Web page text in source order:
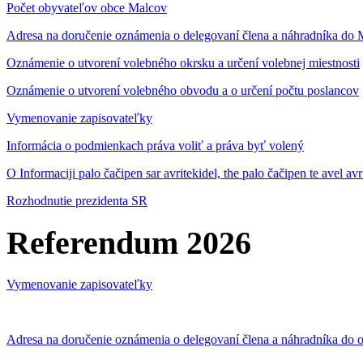
Počet obyvateľov obce Malcov
Adresa na doručenie oznámenia o delegovaní člena a náhradníka
Oznámenie o utvorení volebného okrsku a určení volebnej miestnosti
Oznámenie o utvorení volebného obvodu a o určení počtu poslancov
Vymenovanie zapisovateľky
Informácia o podmienkach práva voliť a práva byť volený
O Informaciji palo čačipen sar avritekidel, the palo čačipen te avel
Rozhodnutie prezidenta SR
Referendum 2026
Vymenovanie zapisovateľky
Adresa na doručenie oznámenia o delegovaní člena a náhradníka